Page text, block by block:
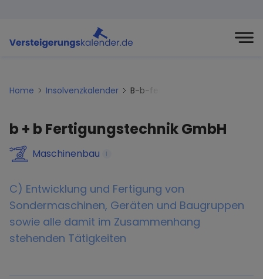
Home Insolvenzkalender B-b-fertigungstechnik-gmbh
b + b Fertigungstechnik GmbH
Maschinenbau i
C) Entwicklung und Fertigung von
Sondermaschinen, Geräten und Baugruppen
sowie alle damit im Zusammenhang
stehenden Tätigkeiten